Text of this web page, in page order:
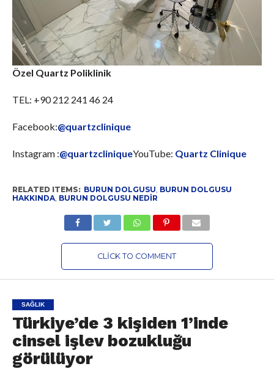
Özel Quartz Poliklinik
TEL: +90 212 241 46 24
Facebook:@quartzclinique
Instagram :@quartzcliniqueYouTube: Quartz Clinique
RELATED ITEMS: BURUN DOLGUSU BURUN DOLGUSU
HAKKINDA, BURUN DOLGUSU NEDIR
CLICK TO COMMENT
SAĞLIK
Türkiye’de 3 kişiden 1’inde
cinsel işlev bozukluğu
görülüyor